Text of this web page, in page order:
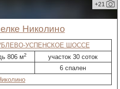
+21
Николино
УСПЕНСКОЕ ШОССЕ
806 м2
участок 30 соток
6 спален